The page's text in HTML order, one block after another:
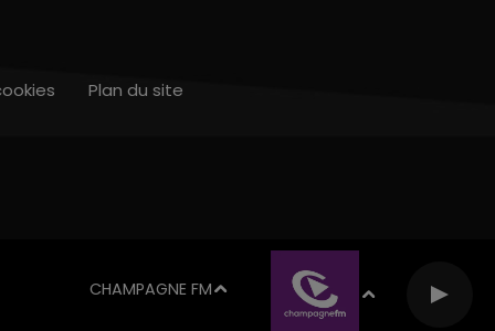
CHAMPAGNE FM
Plan du site